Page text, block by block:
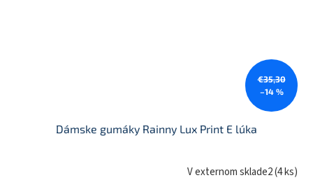
€35,30
–14 %
Dámske gumáky Rainny Lux Print E lúka
V externom sklade2(4 ks)